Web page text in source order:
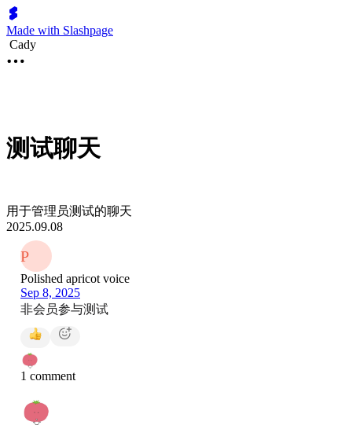
Made with Slashpage
Cady
测试聊天
用于管理员测试的聊天
2025.09.08
P
Polished apricot voice
Sep 8, 2025
非会员参与测试
1 comment